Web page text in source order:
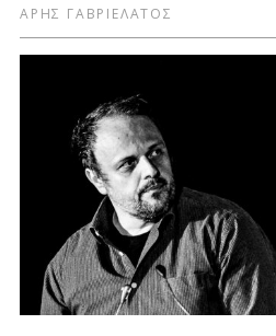
ΑΡΗΣ ΓΑΒΡΙΕΛΑΤΟΣ